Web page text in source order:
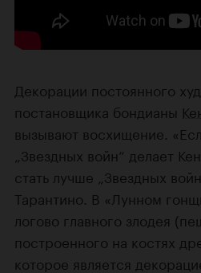
Декорации постоянного
постановщика бондианы
вызывают восхищение.
„Звездных войн“ делает
стать лучше „Звездных
Тарантино. В «Лунном
логово главного злодея
построенного на костях
которое является